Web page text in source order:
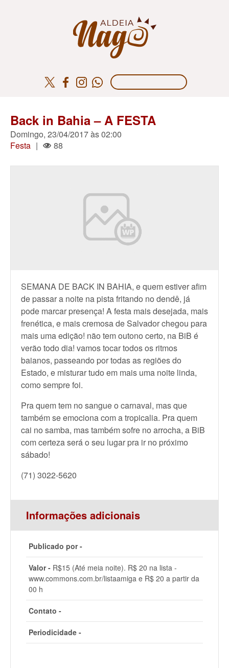
Back in Bahia – A FESTA
Domingo, 23/04/2017 às 02:00
Festa | 88
SEMANA DE BACK IN BAHIA, e quem estiver afim
de passar a noite na pista fritando no dendê, já
pode marcar presença! A festa mais desejada, mais
frenética, e mais cremosa de Salvador chegou para
mais uma edição! não tem outono certo, na BiB é
verão todo dia! vamos tocar todos os ritmos
baianos, passeando por todas as regiões do
Estado, e misturar tudo em mais uma noite linda,
como sempre foi.
Pra quem tem no sangue o carnaval, mas que
também se emociona com a tropicalia. Pra quem
cai no samba, mas também sofre no arrocha, a BiB
com certeza será o seu lugar pra ir no próximo
sábado!
(71) 3022-5620
Informações adicionais
Publicado por -
Valor - R$15 (Até meia noite). R$ 20 na lista -
www.commons.com.br/listaamiga e R$ 20 a partir da
00 h
Contato -
Periodicidade -